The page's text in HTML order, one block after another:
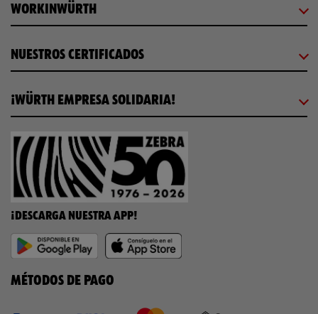
WORKINWÜRTH
NUESTROS CERTIFICADOS
¡WÜRTH EMPRESA SOLIDARIA!
¡DESCARGA NUESTRA APP!
MÉTODOS DE PAGO